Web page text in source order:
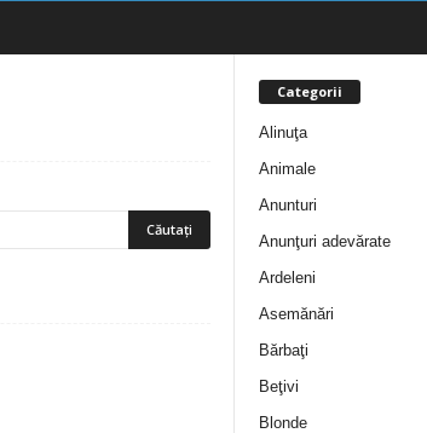
Categorii
Alinuţa
Animale
Anunturi
Anunţuri adevărate
Ardeleni
Asemănări
Bărbaţi
Beţivi
Blonde